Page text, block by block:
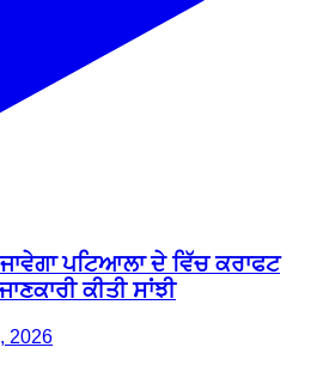
ਪਟਿਆਲਾ ਦੇ ਵਿੱਚ ਕਰਾਫਟ
ਕੀਤੀ ਸਾਂਝੀ
2026